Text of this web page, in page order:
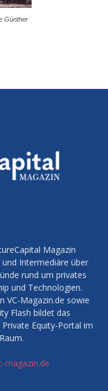
Günther
Magazin
Intermediäre über
rund um privates
und Technologien.
VC-Magazin.de sowie
Flash bildet das
Equity-Portal im
magazin.de